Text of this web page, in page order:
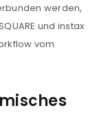
werden,
und instax
vom